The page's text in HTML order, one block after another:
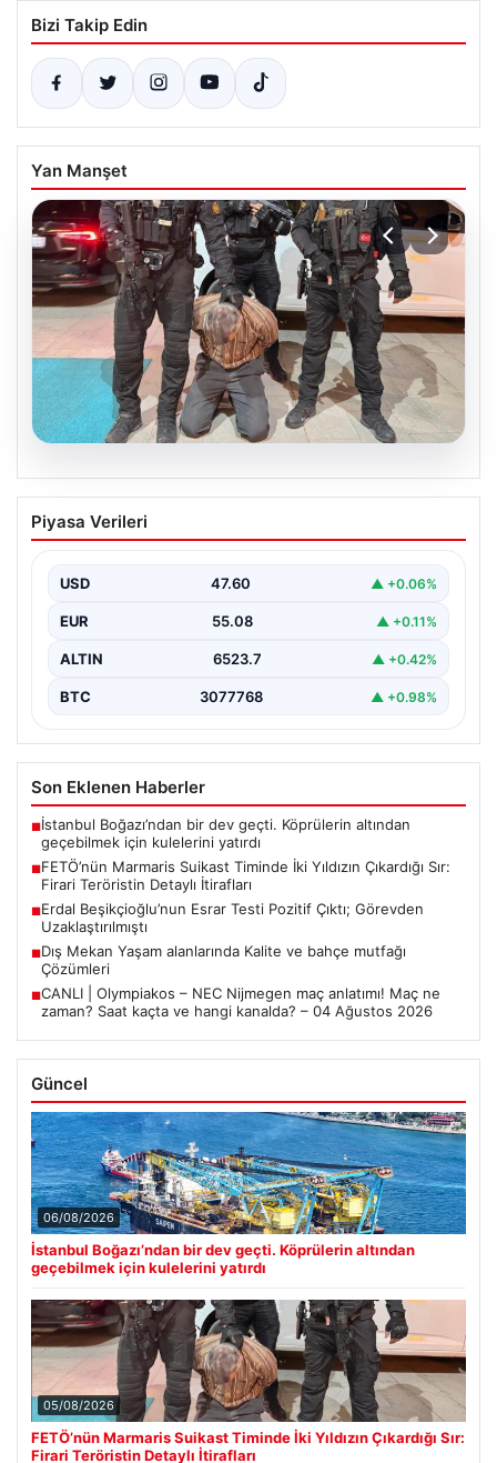
Bizi Takip Edin
Yan Manşet
05.08.2026
FETÖ’nün Marmaris Suikast Timinde İki
Yıldızın Çıkardığı Sır: Firari Teröristin
15 Temmuz 2016 tarihinde gerçekleştirilen başarısız
girişimin…
Piyasa Verileri
USD 47.60 ▲ +0.06%
EUR 55.08 ▲ +0.11%
ALTIN 6523.7 ▲ +0.42%
BTC 3077768 ▲ +0.98%
Son Eklenen Haberler
■İstanbul Boğazı’ndan bir dev geçti. Köprülerin altından
geçebilmek için kulelerini yatırdı
■FETÖ’nün Marmaris Suikast Timinde İki Yıldızın Çıkardığı Sır:
Firari Teröristin Detaylı İtirafları
■Erdal Beşikçioğlu’nun Esrar Testi Pozitif Çıktı; Görevden
Uzaklaştırılmıştı
■Dış Mekan Yaşam alanlarında Kalite ve bahçe mutfağı
Çözümleri
■CANLI | Olympiakos – NEC Nijmegen maç anlatımı! Maç ne
zaman? Saat kaçta ve hangi kanalda? – 04 Ağustos 2026
Güncel
06/08/2026
İstanbul Boğazı’ndan bir dev geçti. Köprülerin altından
geçebilmek için kulelerini yatırdı
05/08/2026
FETÖ’nün Marmaris Suikast Timinde İki Yıldızın Çıkardığı Sır:
Firari Teröristin Detaylı İtirafları